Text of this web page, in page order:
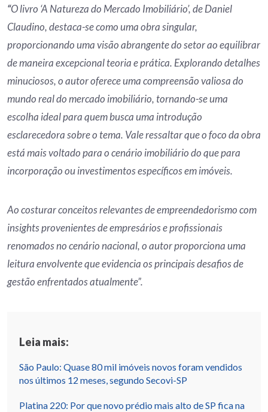
“O livro ‘A Natureza do Mercado Imobiliário’, de Daniel
Claudino, destaca-se como uma obra singular,
proporcionando uma visão abrangente do setor ao equilibrar
de maneira excepcional teoria e prática. Explorando detalhes
minuciosos, o autor oferece uma compreensão valiosa do
mundo real do mercado imobiliário, tornando-se uma
escolha ideal para quem busca uma introdução
esclarecedora sobre o tema. Vale ressaltar que o foco da obra
está mais voltado para o cenário imobiliário do que para
incorporação ou investimentos específicos em imóveis.
Ao costurar conceitos relevantes de empreendedorismo com
insights provenientes de empresários e profissionais
renomados no cenário nacional, o autor proporciona uma
leitura envolvente que evidencia os principais desafios de
gestão enfrentados atualmente”.
Leia mais:
São Paulo: Quase 80 mil imóveis novos foram vendidos
nos últimos 12 meses, segundo Secovi-SP
Platina 220: Por que novo prédio mais alto de SP fica na